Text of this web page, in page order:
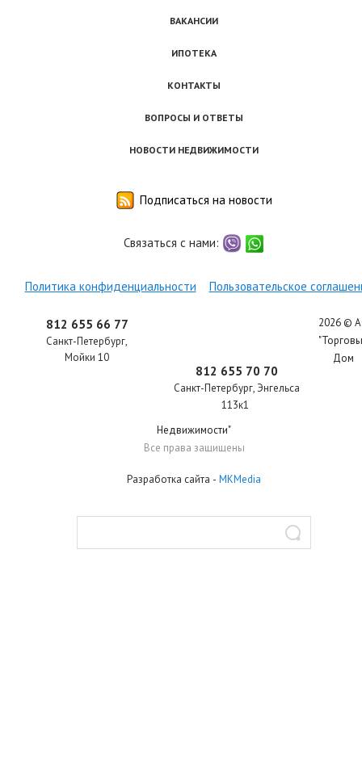
ВАКАНСИИ
ИПОТЕКА
КОНТАКТЫ
ВОПРОСЫ И ОТВЕТЫ
НОВОСТИ НЕДВИЖИМОСТИ
Подписаться на новости
Связаться с нами:
viber
whatsapp
Политика конфиденциальности Пользовательское
812 655 66 77
Санкт-Петербург,
Мойки 10
812 655 70 70
Санкт-Петербург, Энгельса
113к1
2026 ©
Дом
Недвижимости"
Все права защищены
Разработка сайта - MKMedia